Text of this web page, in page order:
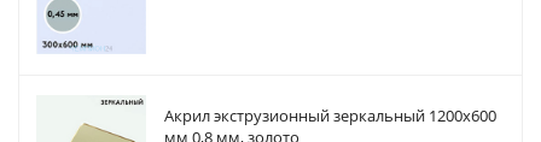
Акрил экструзионный зеркальный 1200х600
мм 0,8 мм, золото